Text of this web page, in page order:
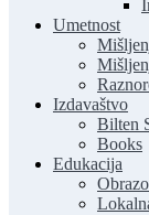
Umetnost
Izdavaštvo
Bilten
Books
Edukacija